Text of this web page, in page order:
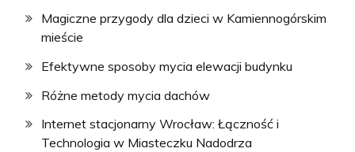
Magiczne przygody dla dzieci w Kamiennogórskim
mieście
Efektywne sposoby mycia elewacji budynku
Różne metody mycia dachów
Internet stacjonarny Wrocław: Łączność i
Technologia w Miasteczku Nadodrza